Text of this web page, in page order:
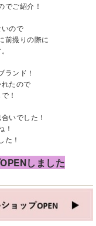
でご紹介！
ので
前撮りの際に
ランド！
たので
！
いでした！
！
た！
しました